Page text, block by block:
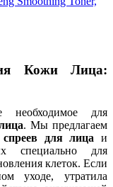
Кожи Лица:
для
. Мы предлагаем
спреев для лица и
специально для
клеток. Если
уходе, утратила